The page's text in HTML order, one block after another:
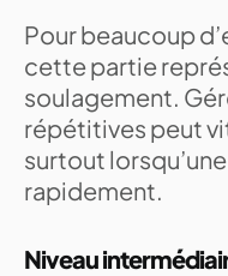
Pour beaucoup
cette partie
soulagement.
répétitives peut
surtout
rapidement.
Niveau